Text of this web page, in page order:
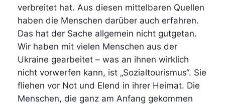
verbreitet hat. Aus diesen mittelbaren Quellen
haben die Menschen darüber auch erfahren.
Das hat der Sache allgemein nicht gutgetan.
Wir haben mit vielen Menschen aus der
Ukraine gearbeitet – was an ihnen wirklich
nicht vorwerfen kann, ist „Sozialtourismus“. Sie
fliehen vor Not und Elend in ihrer Heimat. Die
Menschen, die ganz am Anfang gekommen